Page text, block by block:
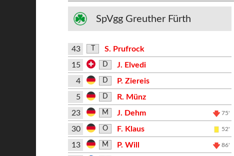
SpVgg Greuther Fürth
43
S. Prufrock
15
D
J. Elvedi
4
D
P. Ziereis
5
D
R. Münz
23
M J. Dehm 75'
30 O F. Klaus 52'
13 M P. Will 86'